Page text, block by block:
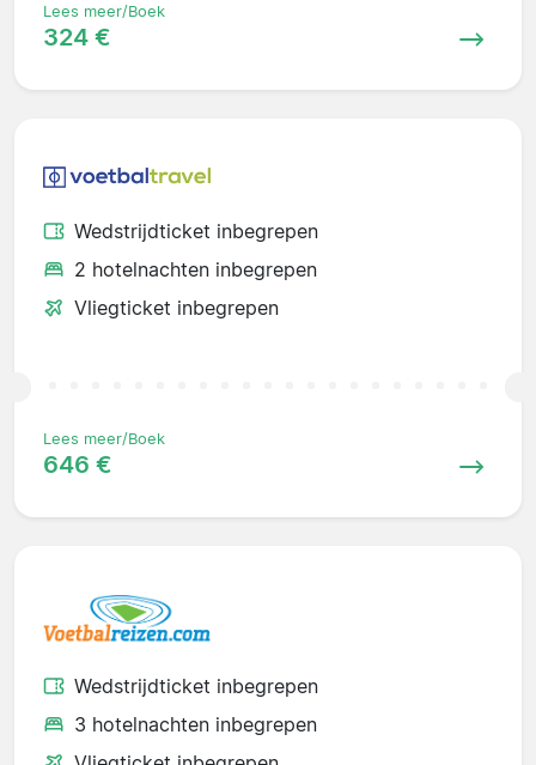
Lees meer/Boek
324 €
Wedstrijdticket inbegrepen
2 hotelnachten inbegrepen
Vliegticket inbegrepen
Lees meer/Boek
646 €
Wedstrijdticket inbegrepen
3 hotelnachten inbegrepen